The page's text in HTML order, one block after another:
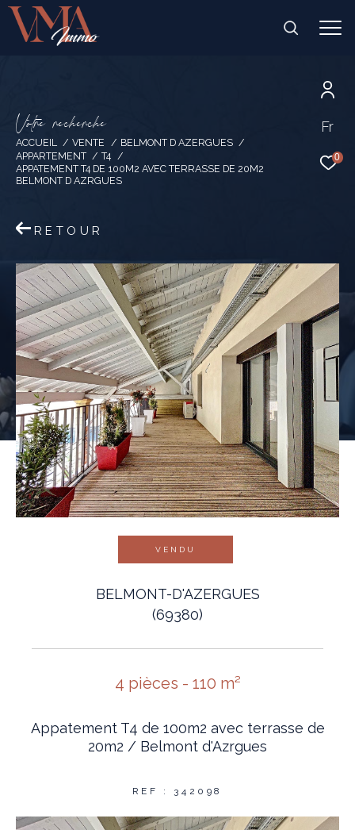
Fr
0
Votre recherche
ACCUEIL VENTE
BELMONT D AZERGUES
APPARTEMENT
T4
APPATEMENT T4 DE 100M2 AVEC TERRASSE DE 20M2
BELMONT D AZRGUES
RETOUR
VENDU
BELMONT-D'AZERGUES
(69380)
4 pièces - 110 m²
Appatement T4 de 100m2 avec terrasse de
20m2 / Belmont d'Azrgues
REF : 342098